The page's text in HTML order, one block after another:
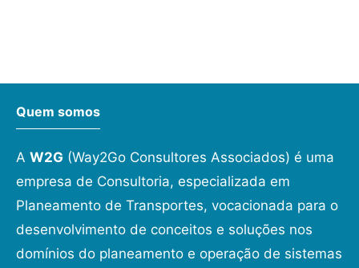
Quem somos
A W2G (Way2Go Consultores Associados) é uma
empresa de Consultoria, especializada em
Planeamento de Transportes, vocacionada para o
desenvolvimento de conceitos e soluções nos
domínios do planeamento e operação de sistemas